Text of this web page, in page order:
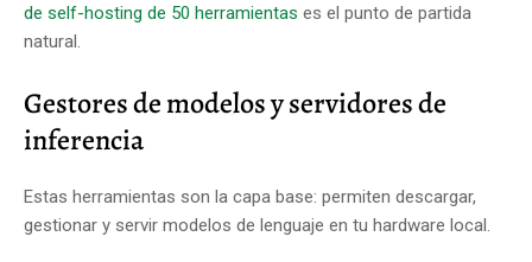
de self-hosting de 50 herramientas es el punto de partida
natural.
Gestores de modelos y servidores de
inferencia
Estas herramientas son la capa base: permiten descargar,
gestionar y servir modelos de lenguaje en tu hardware local.